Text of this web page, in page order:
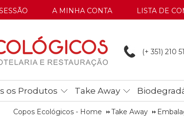
A MINHA CONTA LISTA DE
(+ 351) 210
os Produtos Take Away
Copos Ecológicos - Home Take Away